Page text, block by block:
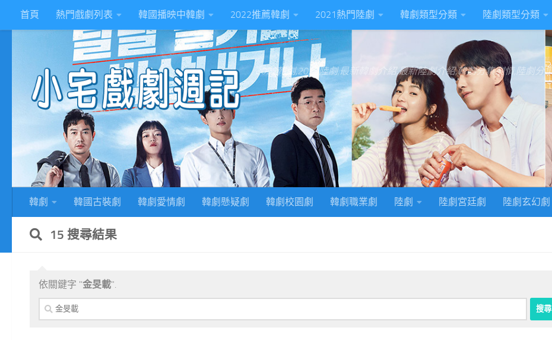
Skip to content
首頁 熱門戲劇列表 韓國播映中韓劇 2022推薦韓劇 2021熱門陸劇 韓劇類型分類 陸劇類型分類
2022韓劇,2022陸劇,最新韓劇介紹,最新陸劇介紹,韓劇分集劇情,陸劇分
韓劇 韓國古裝劇 韓劇愛情劇 韓劇懸疑劇 韓劇校園劇 韓劇職業劇 陸劇 陸劇宮廷劇 陸劇玄幻劇
15 搜尋結果
依關鍵字 "金旻載".
搜
尋